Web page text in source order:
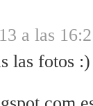
a las
las fotos :)